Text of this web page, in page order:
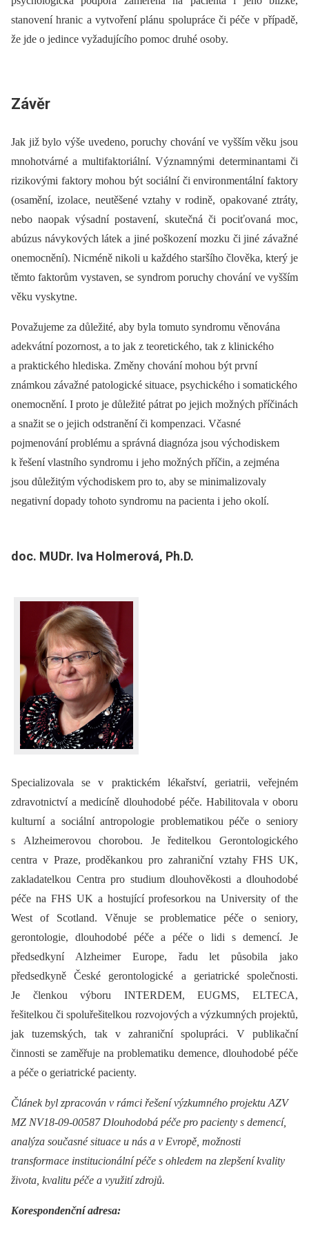
stanovení hranic a vytvoření plánu spolupráce či péče v případě,
že jde o jedince vyžadujícího pomoc druhé osoby.
Závěr
Jak již bylo výše uvedeno, poruchy chování ve vyšším věku jsou
mnohotvárné a multifaktoriální. Významnými determinantami či
rizikovými faktory mohou být sociální či environmentální faktory
(osamění, izolace, neutěšené vztahy v rodině, opakované ztráty,
nebo naopak výsadní postavení, skutečná či pociťovaná moc,
abúzus návykových látek a jiné poškození mozku či jiné závažné
onemocnění). Nicméně nikoli u každého staršího člověka, který je
těmto faktorům vystaven, se syndrom poruchy chování ve vyšším
věku vyskytne.
Považujeme za důležité, aby byla tomuto syndromu věnována
adekvátní pozornost, a to jak z teoretického, tak z klinického
a praktického hlediska. Změny chování mohou být první
známkou závažné patologické situace, psychického i somatického
onemocnění. I proto je důležité pátrat po jejich možných příčinách
a snažit se o jejich odstranění či kompenzaci. Včasné
pojmenování problému a správná diagnóza jsou východiskem
k řešení vlastního syndromu i jeho možných příčin, a zejména
jsou důležitým východiskem pro to, aby se minimalizovaly
negativní dopady tohoto syndromu na pacienta i jeho okolí.
doc. MUDr. Iva Holmerová, Ph.D.
Specializovala se v praktickém lékařství, geriatrii, veřejném
zdravotnictví a medicíně dlouhodobé péče. Habilitovala v oboru
kulturní a sociální antropologie problematikou péče o seniory
s Alzheimerovou chorobou. Je ředitelkou Gerontologického
centra v Praze, proděkankou pro zahraniční vztahy FHS UK,
zakladatelkou Centra pro studium dlouhověkosti a dlouhodobé
péče na FHS UK a hostující profesorkou na University of the
West of Scotland. Věnuje se problematice péče o seniory,
gerontologie, dlouhodobé péče a péče o lidi s demencí. Je
předsedkyní Alzheimer Europe, řadu let působila jako
předsedkyně České gerontologické a geriatrické společnosti.
Je členkou výboru INTERDEM, EUGMS, ELTECA,
řešitelkou či spoluřešitelkou rozvojových a výzkumných projektů,
jak tuzemských, tak v zahraniční spolupráci. V publikační
činnosti se zaměřuje na problematiku demence, dlouhodobé péče
a péče o geriatrické pacienty.
Článek byl zpracován v rámci řešení výzkumného projektu AZV
MZ NV18-09-00587 Dlouhodobá péče pro pacienty s demencí,
analýza současné situace u nás a v Evropě, možnosti
transformace institucionální péče s ohledem na zlepšení kvality
života, kvalitu péče a využití zdrojů.
Korespondenční adresa: